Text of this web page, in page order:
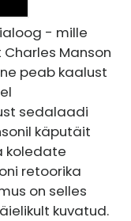
- mille
Manson
peab kaalust
sedalaadi
käputäit
koledate
retoorika
on selles
kuvatud.